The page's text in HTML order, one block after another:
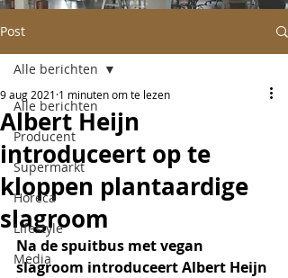
Post
Alle berichten
Producent
Supermarkt
Horeca
Lifestyle
Media
Alle berichten
Albert Heijn
introduceert op te
kloppen plantaardige
slagroom
9 aug 2021 1 minuten om te lezen
Na de spuitbus met vegan
slagroom introduceert Albert Heijn